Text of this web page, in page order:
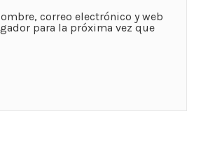
correo electrónico y web
para la próxima vez que